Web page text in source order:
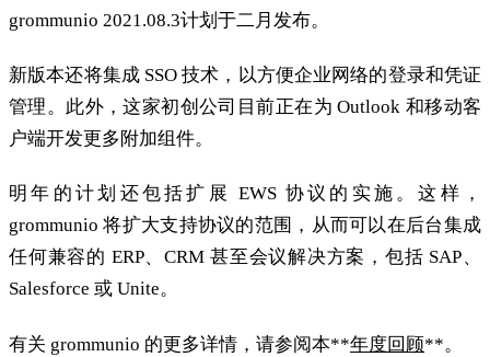
grommunio 2021.08.3计划于二月发布。
新版本还将集成 SSO 技术，以方便企业网络的登录和凭证
管理。此外，这家初创公司目前正在为 Outlook 和移动客
户端开发更多附加组件。
明年的计划还包括扩展 EWS 协议的实施。这样，
grommunio 将扩大支持协议的范围，从而可以在后台集成
任何兼容的 ERP、CRM 甚至会议解决方案，包括 SAP、
Salesforce 或 Unite。
有关 grommunio 的更多详情，请参阅本**年度回顾**。